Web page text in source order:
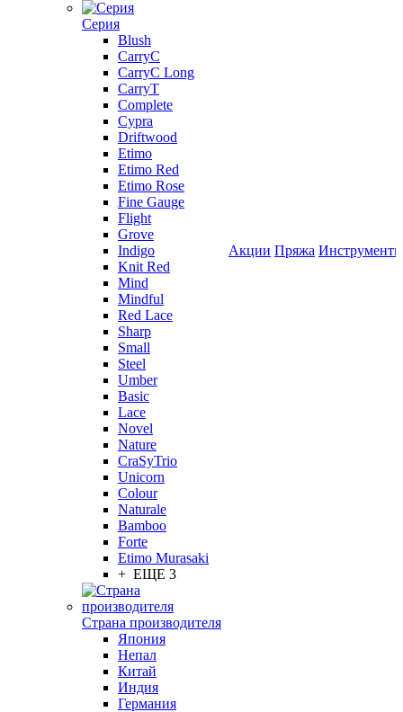
Серия
Blush
CarryC
CarryC Long
CarryT
Complete
Cypra
Driftwood
Etimo
Etimo Red
Etimo Rose
Fine Gauge
Flight
Grove
Indigo
Knit Red
Mind
Mindful
Red Lace
Sharp
Small
Steel
Umber
Basic
Lace
Novel
Nature
CraSyTrio
Unicorn
Colour
Naturale
Bamboo
Forte
Etimo Murasaki
+ ЕЩЕ 3
Страна производителя
Япония
Непал
Китай
Индия
Германия
Акции Пряжа Инструменты